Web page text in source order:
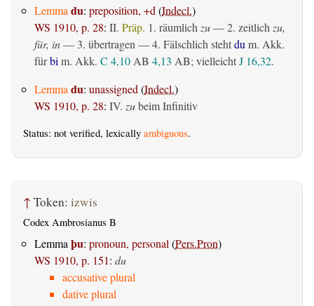
Lemma du: preposition, +d (Indecl.)
WS 1910, p. 28: II. Präp. 1. räumlich zu— 2. zeitlich zu,
für, in— 3. übertragen — 4. Fälschlich stehtdu m. Akk.
fürbi m. Akk. C 4,10 AB 4,13 AB; vielleichtJ 16,32.
Lemma du: unassigned (Indecl.)
WS 1910, p. 28: IV. zubeim Infinitiv
Status: not verified, lexically ambiguous.
↑ Token: izwis
Codex Ambrosianus B
Lemma þu: pronoun, personal (Pers.Pron)
WS 1910, p. 151: du
accusative plural
dative plural